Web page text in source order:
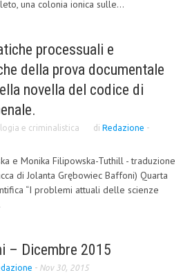
SERVICES
una colonia ionica sulle...
processuali e
della prova documentale
novella del codice di
e criminalistica di Redazione -
e Monika Filipowska-Tuthill - traduzione
di Jolanta Grębowiec Baffoni) Quarta
“I problemi attuali delle scienze
– Dicembre 2015
- Nov 30, 2015